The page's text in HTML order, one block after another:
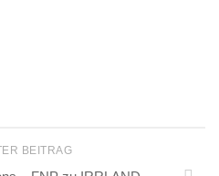
BEITRAG